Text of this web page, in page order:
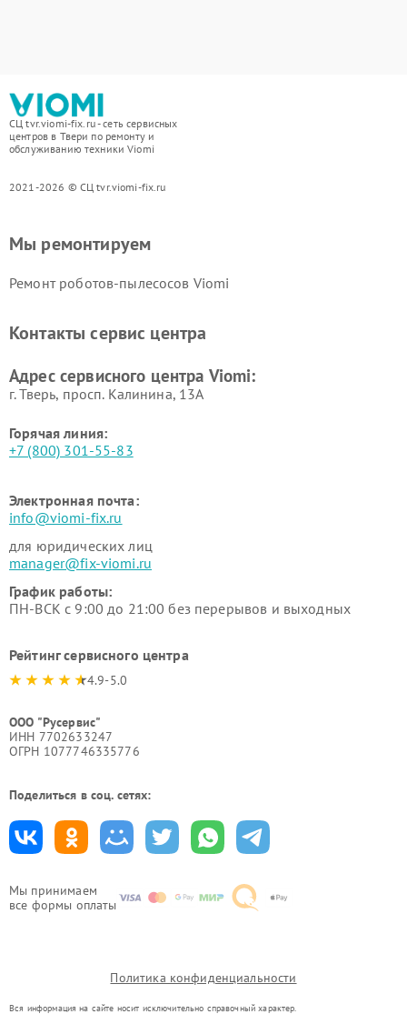
СЦ tvr.viomi-fix.ru - сеть сервисных
центров в Твери по ремонту и
обслуживанию техники Viomi
2021-2026 © СЦ tvr.viomi-fix.ru
Мы принимаем
все формы оплаты
Мы ремонтируем
Ремонт роботов-пылесосов Viomi
Контакты сервис центра
Адрес сервисного центра Viomi:
г. Тверь, просп. Калинина, 13А
Горячая линия:
+7 (800) 301-55-83
Электронная почта:
info@viomi-fix.ru
для юридических лиц
manager@fix-viomi.ru
График работы:
ПН-ВСК с 9:00 до 21:00 без перерывов и выходных
Рейтинг сервисного центра
4.9-5.0
ООО "Русервис"
ИНН 7702633247
ОГРН 1077746335776
Поделиться в соц. сетях:
Политика конфиденциальности
Вся информация на сайте носит исключительно справочный характер.